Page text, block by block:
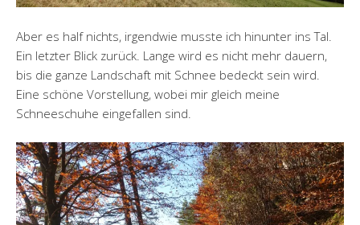
Aber es half nichts, irgendwie musste ich hinunter ins Tal.
Ein letzter Blick zurück. Lange wird es nicht mehr dauern,
bis die ganze Landschaft mit Schnee bedeckt sein wird.
Eine schöne Vorstellung, wobei mir gleich meine
Schneeschuhe eingefallen sind.